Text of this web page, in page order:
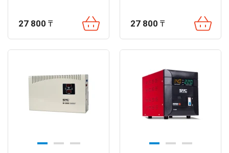
27 800 ₸ 27 800 ₸